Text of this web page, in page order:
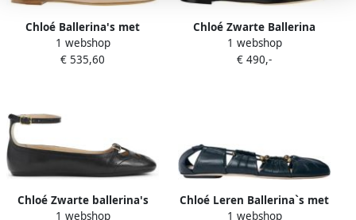
Chloé Ballerina's met
goudkleurig detail en
monochroom ontwerp Black
1 webshop
€ 535,60
Chloé Zwarte Ballerina
Schoenen Elegante
Vrouwelijke Stijl
1 webshop
€ 490,-
Chloé Zwarte ballerina's
voor vrouwen
1 webshop
Chloé Leren Ballerina`s met
Hardware Versiering
1 webshop